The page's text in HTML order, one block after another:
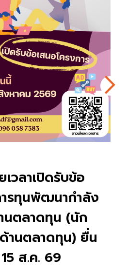
27 กรกฎาคม
เปิดรับสมัคร ทุนโครง
บัณฑิต มจพ. ทุนสนับ
โครงการของนักศึกษ
คุณวุฒิปริญญาเอก ปร
ปีงบประมาณ พ.ศ.
ที่ 2
อ่านเพิ่มเติม